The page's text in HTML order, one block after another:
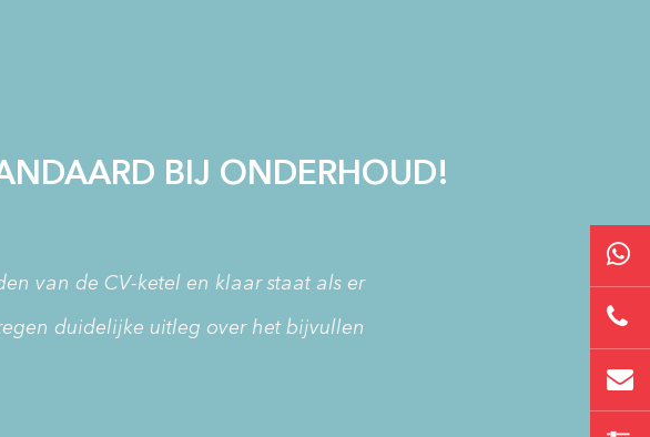
BIJ ONDERHOUD!
van de CV-ketel en klaar staat als er
duidelijke uitleg over het bijvullen